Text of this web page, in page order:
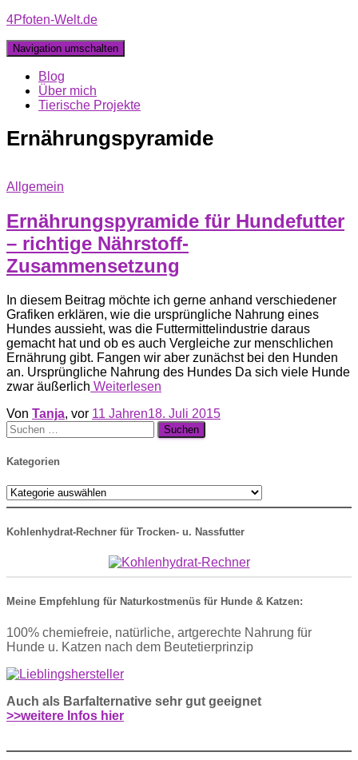
4Pfoten-Welt.de
Navigation umschalten
Blog
Über mich
Tierische Projekte
Ernährungspyramide
Allgemein
Ernährungspyramide für Hundefutter
– richtige Nährstoff-
Zusammensetzung
In diesem Beitrag möchte ich gerne anhand verschiedener
Grafiken erklären, wie die ursprüngliche Nahrung eines
Hundes aussieht, was die Futtermittelindustrie daraus
gemacht hat und ob es auch Vergleiche zur menschlichen
Ernährung gibt. Fangen wir aber zunächst bei den Hunden
an. Ursprüngliche Nahrung des Hundes Da sich viele Hunde
zwar äußerlich Weiterlesen
Von Tanja, vor 11 Jahren18. Juli 2015
Suche
nach:
Kategorien
Kategorien
Kohlenhydrat-Rechner für Trocken- u. Nassfutter
Meine Empfehlung für Naturkostmenüs für Hunde & Katzen:
100% chemiefreie, natürliche, artgerechte Nahrung für
Hunde u. Katzen nach dem Beutetierprinzip
Auch als Barfalternative sehr gut geeignet
>>weitere Infos hier